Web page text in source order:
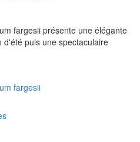
fargesii présente une élégante
puis une spectaculaire
fargesii